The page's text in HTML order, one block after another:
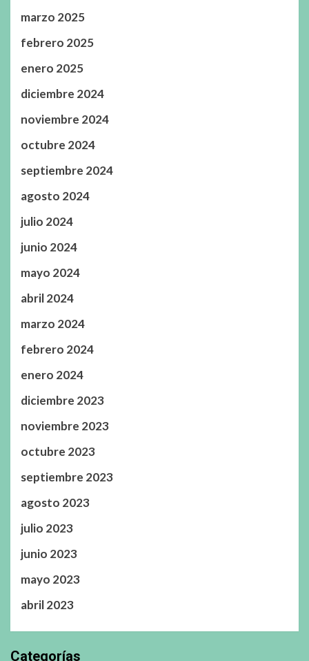
marzo 2025
febrero 2025
enero 2025
diciembre 2024
noviembre 2024
octubre 2024
septiembre 2024
agosto 2024
julio 2024
junio 2024
mayo 2024
abril 2024
marzo 2024
febrero 2024
enero 2024
diciembre 2023
noviembre 2023
octubre 2023
septiembre 2023
agosto 2023
julio 2023
junio 2023
mayo 2023
abril 2023
Categorías